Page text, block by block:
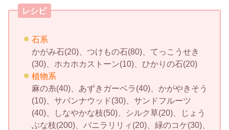
レシピ
石系
かがみ石(20)、つけもの石(80)、てっこうせき
(30)、ホカホカストーン(10)、ひかりの石(20)
植物系
麻の糸(40)、あずきガーベラ(40)、かがやきそう
(10)、サバンナウッド(30)、サンドフルーツ
(40)、しなやかな枝(50)、シルク草(20)、じょう
ぶな枝(200)、バニラリリィ(20)、緑のコケ(30)、